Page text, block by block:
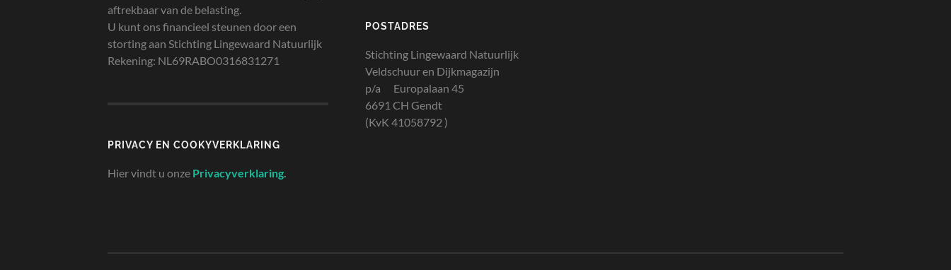
aftrekbaar van de belasting.
U kunt ons financieel steunen door een
storting aan Stichting Lingewaard Natuurlijk
Rekening: NL69RABO0316831271
PRIVACY EN COOKYVERKLARING
Hier vindt u onze Privacyverklaring
POSTADRES
Stichting Lingewaard Natuurlijk
Veldschuur en Dijkmagazijn
p/a Europalaan 45
6691 CH Gendt
(KvK 41058792 )